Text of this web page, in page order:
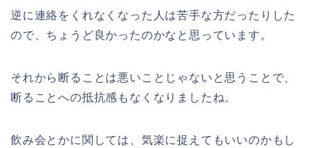
逆に連絡をくれなくなった人は苦手な方だったりした
ので、ちょうど良かったのかなと思っています。
それから断ることは悪いことじゃないと思うことで、
断ることへの抵抗感もなくなりましたね。
飲み会とかに関しては、気楽に捉えてもいいのかもし